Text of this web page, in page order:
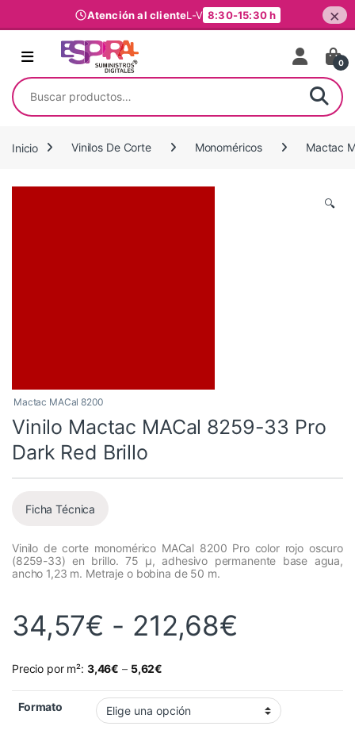
Atención al clienteL-V 8:30-15:30 h ×
Ir al contenido
0
Buscar por:
Inicio Vinilos De Corte Monoméricos Mactac
🔍
Mactac MACal 8200
Vinilo Mactac MACal 8259-33 Pro
Dark Red Brillo
Ficha Técnica
Vinilo de corte monomérico MACal 8200 Pro color rojo oscuro
(8259-33) en brillo. 75 µ, adhesivo permanente base agua,
ancho 1,23 m. Metraje o bobina de 50 m.
34,57€ - 212,68€
Precio por m²: 3,46€ – 5,62€
Formato